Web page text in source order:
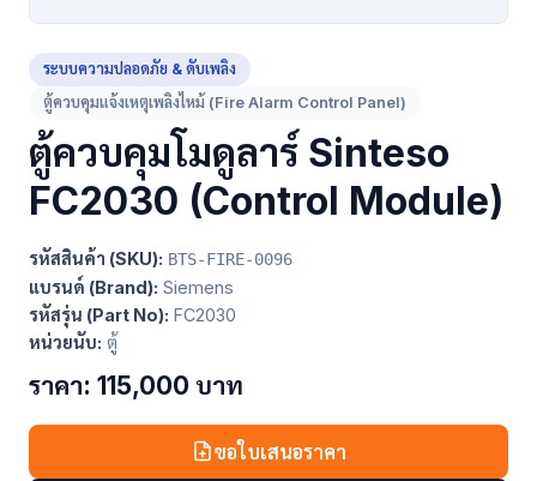
ระบบความปลอดภัย & ดับเพลิง
ตู้ควบคุมแจ้งเหตุเพลิงไหม้ (Fire Alarm Control Panel)
ตู้ควบคุมโมดูลาร์ Sinteso
FC2030 (Control Module)
รหัสสินค้า (SKU): BTS-FIRE-0096
แบรนด์ (Brand): Siemens
รหัสรุ่น (Part No): FC2030
หน่วยนับ: ตู้
ราคา: 115,000 บาท
ขอใบเสนอราคา